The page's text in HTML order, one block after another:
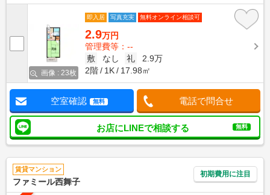
画像 : 23枚
即入居 写真充実 無料オンライン相談可
2.9万円
管理費等：--
敷
なし 礼
2.9万
2階
1K 17.98㎡
空室確認 無料 電話で問合せ
お店にLINEで相談する 無料
賃貸マンション
ファミール西舞子
初期費用に注目